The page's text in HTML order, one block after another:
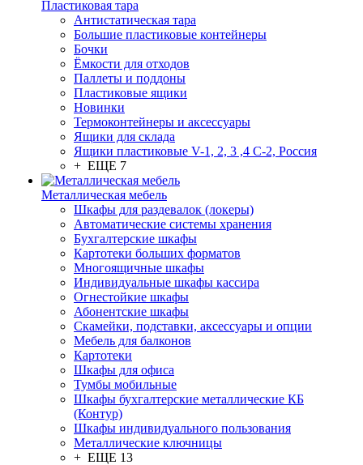
Пластиковая тара
Антистатическая тара
Большие пластиковые контейнеры
Бочки
Ёмкости для отходов
Паллеты и поддоны
Пластиковые ящики
Новинки
Термоконтейнеры и аксессуары
Ящики для склада
Ящики пластиковые V-1, 2, 3 ,4 С-2, Россия
+ ЕЩЕ 7
Металлическая мебель
Шкафы для раздевалок (локеры)
Автоматические системы хранения
Бухгалтерские шкафы
Картотеки больших форматов
Многоящичные шкафы
Индивидуальные шкафы кассира
Огнестойкие шкафы
Абонентские шкафы
Скамейки, подставки, аксессуары и опции
Мебель для балконов
Картотеки
Шкафы для офиса
Тумбы мобильные
Шкафы бухгалтерские металлические КБ
(Контур)
Шкафы индивидуального пользования
Металлические ключницы
+ ЕЩЕ 13